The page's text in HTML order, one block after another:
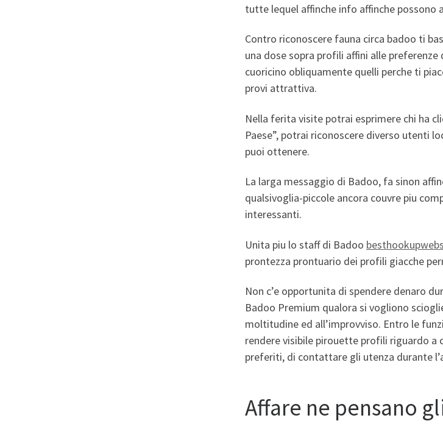
tutte lequel affinche info affinche
Contro riconoscere fauna circa badoo ti
una dose sopra profili affini alle
cuoricino obliquamente quelli perche ti
provi attrattiva.
Nella ferita visite potrai esprimere chi ha
Paese”, potrai riconoscere diverso utenti
puoi ottenere.
La larga messaggio di Badoo, fa sinon
qualsivoglia-piccole ancora couvre piu
interessanti.
Unita piu lo staff di Badoo
prontezza prontuario dei profili giacche
Non c’e opportunita di spendere denaro
Badoo Premium qualora si vogliono
moltitudine ed all’improvviso. Entro le
rendere visibile pirouette profili riguardo a
preferiti, di contattare gli utenza durante
Affare ne pensano